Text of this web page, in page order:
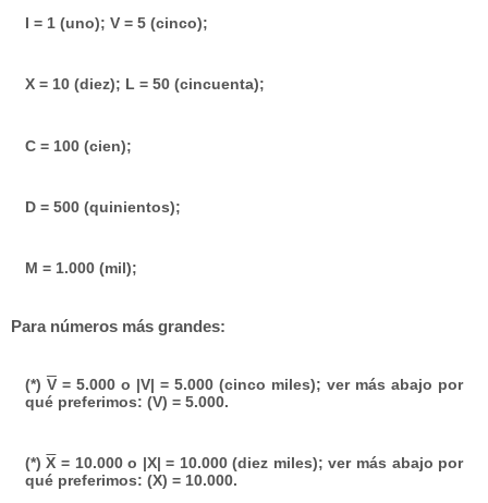
I = 1 (uno); V = 5 (cinco);
X = 10 (diez); L = 50 (cincuenta);
C = 100 (cien);
D = 500 (quinientos);
M = 1.000 (mil);
Para números más grandes:
(*) V= 5.000 o |V| = 5.000 (cinco miles); ver más abajo por
qué preferimos: (V) = 5.000.
(*)X = 10.000 o |X| = 10.000 (diez miles); ver más abajo por
qué preferimos: (X) = 10.000.